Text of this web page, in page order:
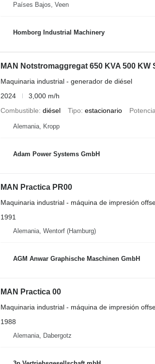
Países Bajos, Veen
Homborg Industrial Machinery
MAN Notstromaggregat 650 KVA 500 KW
Maquinaria industrial - generador de diésel
2024
3,000 m/h
Combustible diésel Tipo estacionario Potencia
Alemania, Kropp
Adam Power Systems GmbH
MAN Practica PR00
Maquinaria industrial - máquina de impresión
1991
Alemania, Wentorf (Hamburg)
AGM Anwar Graphische Maschinen GmbH
MAN Practica 00
Maquinaria industrial - máquina de impresión
1988
Alemania, Dabergotz